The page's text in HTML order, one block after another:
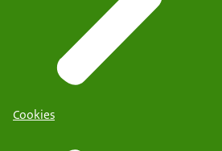
Cookies